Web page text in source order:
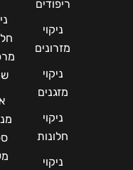
ריפודים
ניקוי
מזרונים
ניקוי
מזגנים
ניקוי
חלונות
ניקוי